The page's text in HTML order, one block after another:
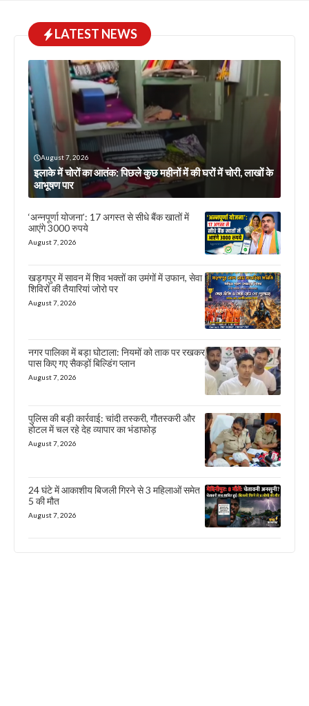
LATEST NEWS
August 7, 2026
इलाके में चोरों का आतंक: पिछले कुछ महीनों में की घरों में चोरी, लाखों के
आभूषण पार
‘अन्नपूर्णा योजना’: 17 अगस्त से सीधे बैंक खातों में
आएंगे 3000 रुपये
August 7, 2026
खड़गपुर में सावन में शिव भक्तों का उमंगों में उफान, सेवा
शिविरों की तैयारियां जोरो पर
August 7, 2026
नगर पालिका में बड़ा घोटाला: नियमों को ताक पर रखकर
पास किए गए सैकड़ों बिल्डिंग प्लान
August 7, 2026
पुलिस की बड़ी कार्रवाई: चांदी तस्करी, गौतस्करी और
होटल में चल रहे देह व्यापार का भंडाफोड़
August 7, 2026
24 घंटे में आकाशीय बिजली गिरने से 3 महिलाओं समेत
5 की मौत
August 7, 2026